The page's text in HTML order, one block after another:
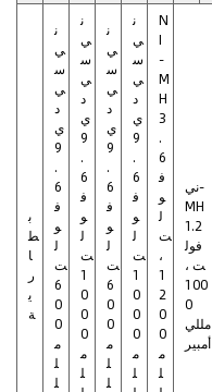
ب
ط
ا
ر
ي
ة
ن
ي
س
ي
د
ي
9
.
6
ف
و
ل
ت
6
0
0
م
ل
ل
ن
ي
س
ي
د
ي
9
.
6
ف
و
ل
ت
1
0
0
0
م
ل
ن
ي
س
ي
د
ي
9
.
6
ف
و
ل
ت
6
0
0
م
ل
ل
ن
ي
س
ي
د
ي
9
.
6
ف
و
ل
ت
1
0
0
0
م
ل
N
I
-
M
H
3
.
6
ف
و
ل
ت
،
1
2
0
0
م
ل
ني-
MH
1.2
فول
ت ،
100
0
مللي
أمبير